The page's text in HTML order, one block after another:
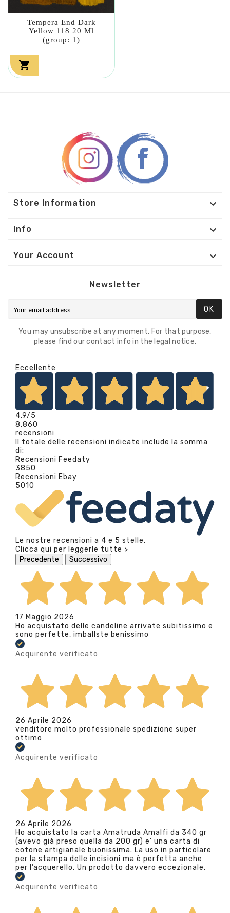
Tempera End Dark
Yellow 118 20 Ml
(group: 1)

Store Information 
Info 
Your Account 
Newsletter
OK
You may unsubscribe at any moment. For that purpose,
please find our contact info in the legal notice.
Eccellente
4,9/5
8.860
recensioni
Il totale delle recensioni indicate include la somma
di:
Recensioni Feedaty
3850
Recensioni Ebay
5010
Le nostre recensioni a 4 e 5 stelle.
Clicca qui per leggerle tutte >
Precedente
Successivo
17 Maggio 2026
Ho acquistato delle candeline arrivate subitissimo e
sono perfette, imballste benissimo
Acquirente verificato
26 Aprile 2026
venditore molto professionale spedizione super
ottimo
Acquirente verificato
26 Aprile 2026
Ho acquistato la carta Amatruda Amalfi da 340 gr
(avevo già preso quella da 200 gr) e’ una carta di
cotone artigianale buonissima. La uso in particolare
per la stampa delle incisioni ma è perfetta anche
per l’acquerello. Un prodotto davvero eccezionale.
Acquirente verificato